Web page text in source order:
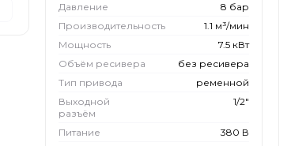
Давление
8 бар
Производительность
1.1 м³/мин
Мощность
7.5 кВт
Объём ресивера
без ресивера
Тип привода
ременной
Выходной
разъём
1/2"
Питание
380 В